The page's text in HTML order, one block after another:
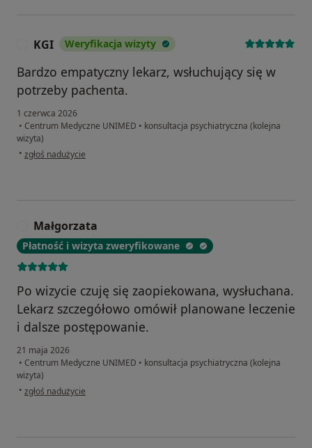
KGI Weryfikacja wizyty
Bardzo empatyczny lekarz, wsłuchujący się w
potrzeby pachenta.
1 czerwca 2026
• Centrum Medyczne UNIMED • konsultacja psychiatryczna (kolejna
wizyta)
• w opinii użytkownika KGI
zgłoś nadużycie
Małgorzata
Płatność i wizyta zweryfikowane
Po wizycie czuję się zaopiekowana, wysłuchana.
Lekarz szczegółowo omówił planowane leczenie
i dalsze postępowanie.
21 maja 2026
• Centrum Medyczne UNIMED • konsultacja psychiatryczna (kolejna
wizyta)
• w opinii użytkownika Małgorzata
zgłoś nadużycie